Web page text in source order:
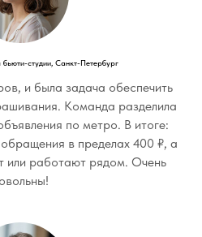
студии, Санкт-Петербург
и была задача обеспечить
Команда разделила
по метро. В итоге:
в пределах 400 ₽, а
или работают рядом. Очень